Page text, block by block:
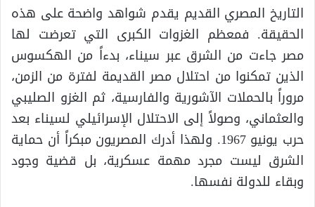
التاريخ المصري القديم يقدم شواهد واضحة على هذه
الحقيقة. فمعظم الغزوات الكبرى التي تعرضت لها
مصر جاءت من الشرق عبر سيناء، بدءاً من الهكسوس
الذين تمكنوا من احتلال مصر القديمة لفترة من الزمن،
مروراً بالحملات الآشورية والفارسية، ثم الغزو الصليبي
والعثماني، وصولاً إلى الاحتلال الإسرائيلي لسيناء بعد
حرب يونيو 1967. ولهذا أدرك المصريون مبكراً أن حماية
الشرق ليست مجرد مهمة عسكرية، بل قضية وجود
وبقاء للدولة نفسها.